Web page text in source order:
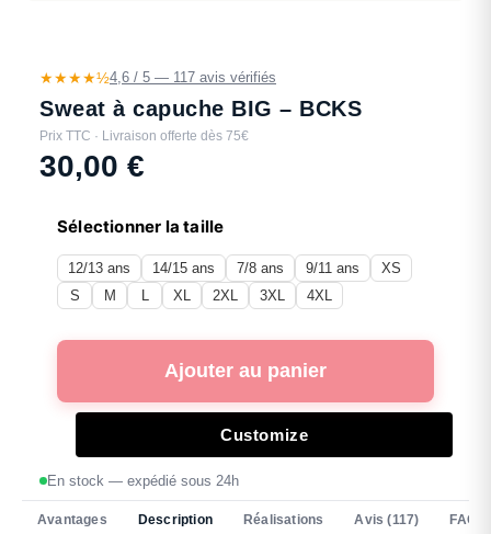
★★★★½4,6 / 5 — 117 avis vérifiés
Sweat à capuche BIG – BCKS
Prix TTC · Livraison offerte dès 75€
30,00 €
Sélectionner la taille
12/13 ans 14/15 ans 7/8 ans 9/11 ans
XS
S
M L XL 2XL 3XL 4XL
Ajouter au panier
Customize
En stock — expédié sous 24h
Avantages Description Réalisations Avis (117) FAQ